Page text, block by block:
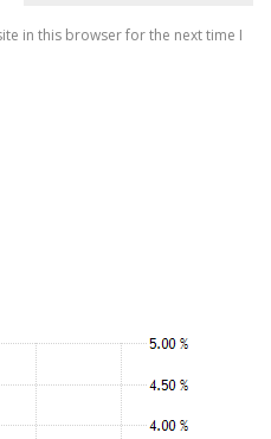
in this browser for the next time I